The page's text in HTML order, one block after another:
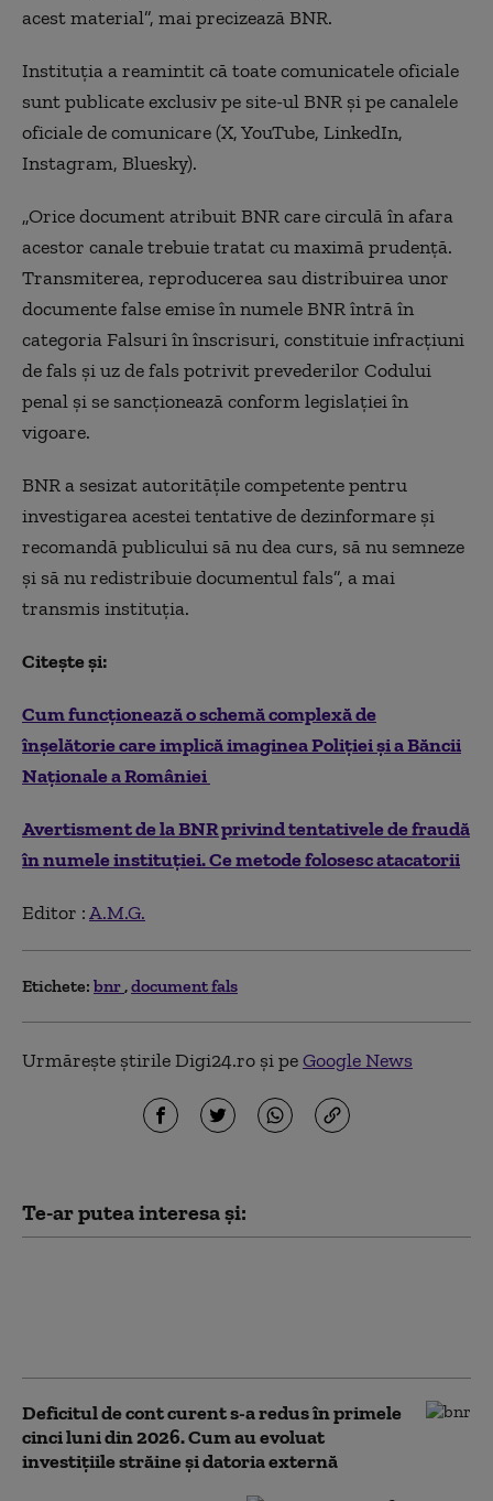
acest material”, mai precizează BNR.
Instituția a reamintit că toate comunicatele oficiale
sunt publicate exclusiv pe site-ul BNR și pe canalele
oficiale de comunicare (X, YouTube, LinkedIn,
Instagram, Bluesky).
„Orice document atribuit BNR care circulă în afara
acestor canale trebuie tratat cu maximă prudență.
Transmiterea, reproducerea sau distribuirea unor
documente false emise în numele BNR întră în
categoria Falsuri în înscrisuri, constituie infracțiuni
de fals și uz de fals potrivit prevederilor Codului
penal și se sancționează conform legislației în
vigoare.
BNR a sesizat autoritățile competente pentru
investigarea acestei tentative de dezinformare și
recomandă publicului să nu dea curs, să nu semneze
și să nu redistribuie documentul fals”, a mai
transmis instituția.
Citește și:
Cum funcționează o schemă complexă de
înșelătorie care implică imaginea Poliției și a Băncii
Naționale a României
Avertisment de la BNR privind tentativele de fraudă
în numele instituției. Ce metode folosesc atacatorii
Editor :A.M.G.
Etichete: bnr document fals
Urmărește știrile Digi24.ro și peGoogle News
Te-ar putea interesa și:
Deficitul de cont curent s-a redus în primele
cinci luni din 2026. Cum au evoluat
investițiile străine și datoria externă